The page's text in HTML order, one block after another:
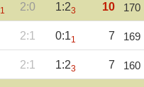
1 2:0 1:23 10 170
2:1 0:11 7 169
2:1 1:23 7 160